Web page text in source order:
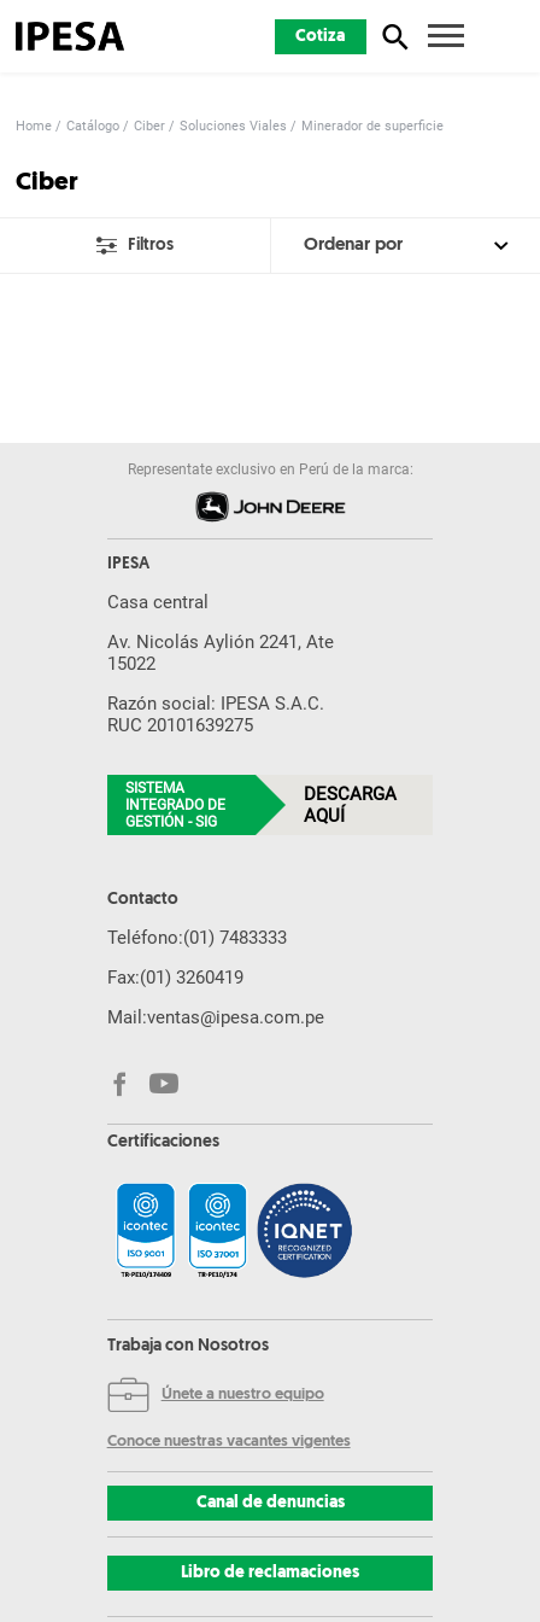
Cotiza
Home Catálogo Ciber Soluciones Viales Minerador de superficie
Ciber
Filtros
Representate exclusivo en Perú de la marca:
IPESA
Casa central
Av. Nicolás Aylión 2241, Ate
15022
Razón social: IPESA S.A.C.
RUC 20101639275
SISTEMA
INTEGRADO DE
GESTIÓN - SIG
DESCARGA
AQUÍ
Contacto
Teléfono:(01) 7483333
Fax:(01) 3260419
Mail:ventas@ipesa.com.pe
Certificaciones
Trabaja con Nosotros
Únete a nuestro equipo
Conoce nuestras vacantes vigentes
Canal de denuncias
Libro de reclamaciones